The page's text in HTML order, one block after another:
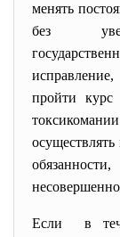
менять
без
пройти курс
Если в